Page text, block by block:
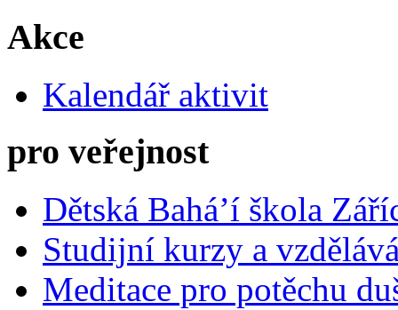
Akce
Kalendář aktivit
pro veřejnost
Dětská Bahá’í škola
Studijní kurzy a
Meditace pro potěchu